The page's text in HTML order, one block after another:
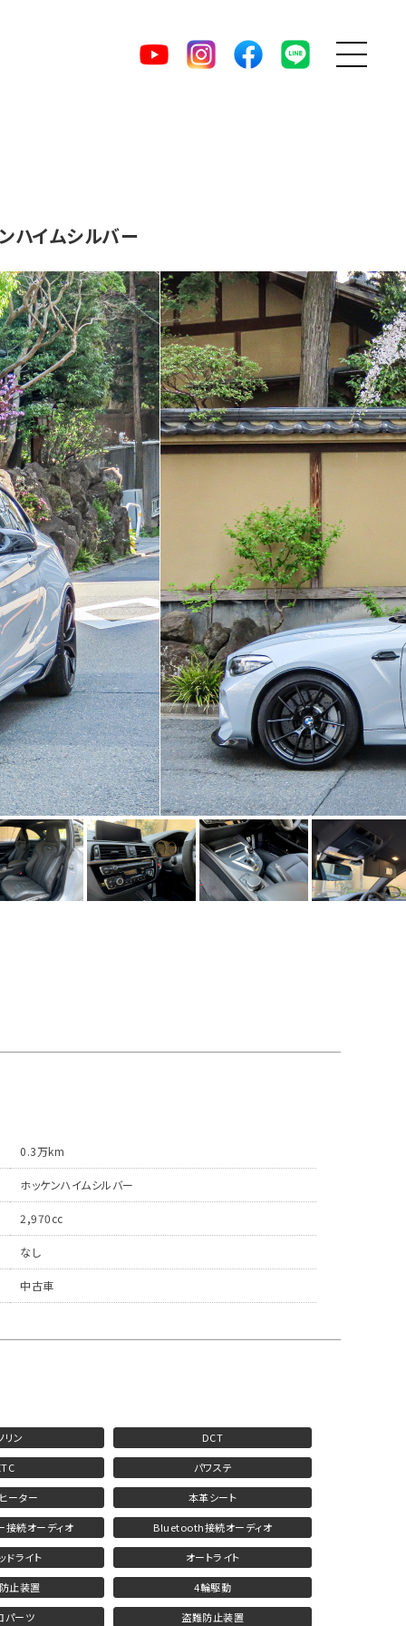
YouTube Instagram facebook MENU
ハイムシルバー
0.3万km
ホッケンハイムシルバー
2,970cc
なし
中古車
リン DCT
パワステ
ーター 本革シート
接続オーディオ Bluetooth接続オーディオ
ドライト オートライト
止装置 4輪駆動
パーツ 盗難防止装置